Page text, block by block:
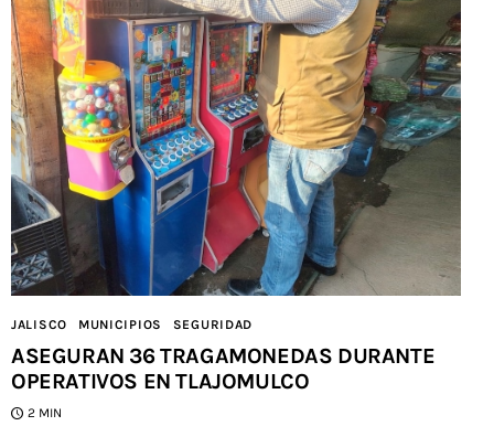
JALISCO MUNICIPIOS SEGURIDAD
ASEGURAN 36 TRAGAMONEDAS DURANTE
OPERATIVOS EN TLAJOMULCO
2 MIN